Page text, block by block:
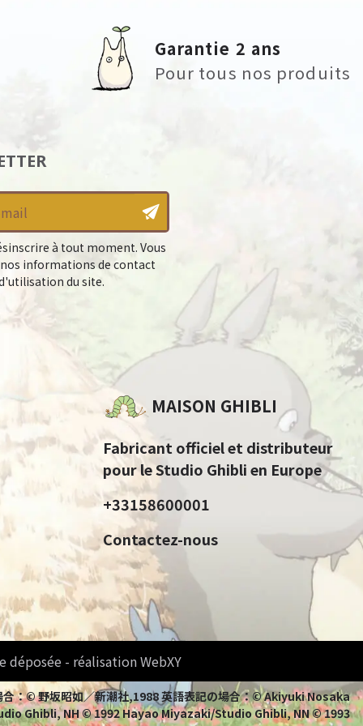
Garantie 2 ans
Pour tous nos produits
à tout moment. Vous
informations de contact
du site.
MAISON GHIBLI
Fabricant officiel et distributeur
pour le Studio Ghibli en Europe
+33158600001
Contactez-nous
- réalisation WebXY
© 野坂昭如／新潮社,1988 英語表記の場合：© Akiyuki Nosaka
Ghibli, NH © 1992 Hayao Miyazaki/Studio Ghibli, NN © 1993